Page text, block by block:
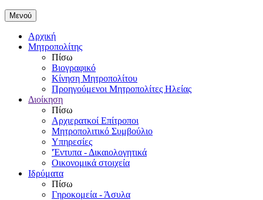
Μενού
Αρχική
Μητροπολίτης
Πίσω
Βιογραφικό
Κίνηση Μητροπολίτου
Προηγούμενοι Μητροπολίτες Ηλείας
Διοίκηση
Πίσω
Αρχιερατκοί Επίτροποι
Μητροπολιτικό Συμβούλιο
Υπηρεσίες
'Έντυπα - Δικαιολογητικά
Οικονομικά στοιχεία
Ιδρύματα
Πίσω
Γηροκομεία - Άσυλα